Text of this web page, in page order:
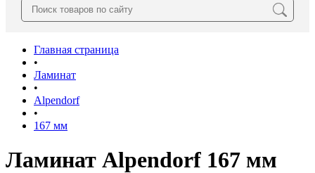
Главная страница
•
Ламинат
•
Alpendorf
•
167 мм
Ламинат Alpendorf 167 мм